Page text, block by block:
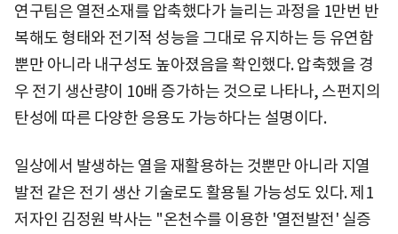
연구팀은 열전소재를 압축했다가 늘리는 과정을 1만번 반
복해도 형태와 전기적 성능을 그대로 유지하는 등 유연함
뿐만 아니라 내구성도 높아졌음을 확인했다. 압축했을 경
우 전기 생산량이 10배 증가하는 것으로 나타나, 스펀지의
탄성에 따른 다양한 응용도 가능하다는 설명이다.
일상에서 발생하는 열을 재활용하는 것뿐만 아니라 지열
발전 같은 전기 생산 기술로도 활용될 가능성도 있다. 제1
저자인 김정원 박사는 "온천수를 이용한 '열전발전' 실증